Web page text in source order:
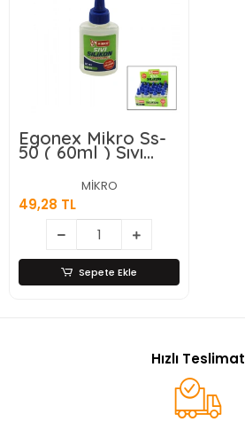
Egonex Mikro Ss-
50 ( 60ml ) Sıvı
Silikon*24x12
MİKRO
49,28 TL
Sepete Ekle
Hızlı Teslimat